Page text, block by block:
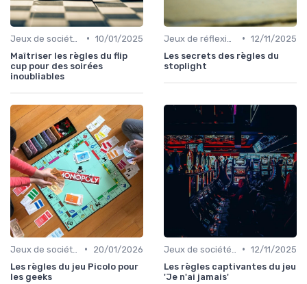
• 10/01/2025
Maîtriser les règles du flip
cup pour des soirées
inoubliables
• 12/11/2025
Les secrets des règles du
stoplight
•
20/01/2026
Les règles du jeu Picolo pour
les geeks
• 12/11/2025
Les règles captivantes du jeu
'Je n'ai jamais'